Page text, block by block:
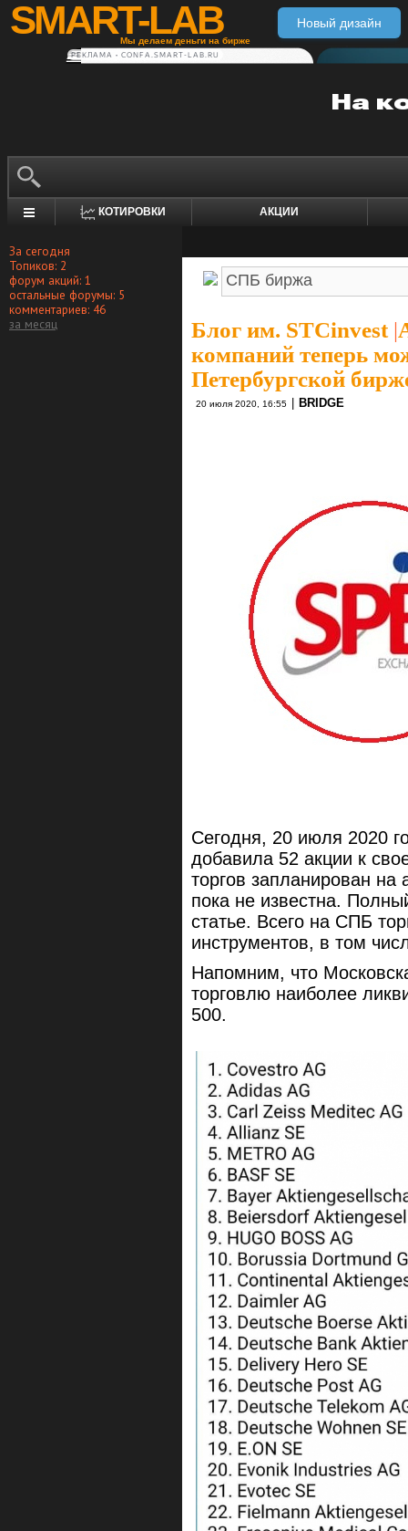
SMART-LAB
Мы делаем деньги на бирже
Новый дизайн
РЕКЛАМА • CONFA.SMART-LAB.RU
КОТИРОВКИ АКЦИИ
За сегодня
Топиков: 2
форум акций: 1
остальные форумы: 5
комментариев: 46
за месяц
Блог им. STCinvest|
компаний теперь
Петербургской
20 июля 2020, 16:55 BRIDGE
Сегодня, 20 июля 2020
добавила 52 акции к
торгов запланирован на
пока не известна.
статье. Всего на СПБ
инструментов, в том
Напомним, что
торговлю наиболее
500.